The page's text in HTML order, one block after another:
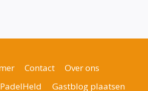
Contact
Over ons
Gastblog plaatsen